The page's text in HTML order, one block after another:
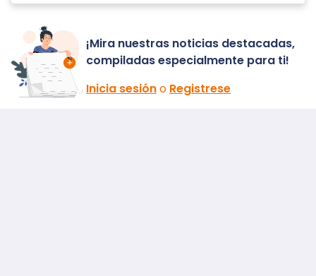
¡Mira nuestras noticias destacadas,
compiladas especialmente para ti!
Inicia sesióno Registrese